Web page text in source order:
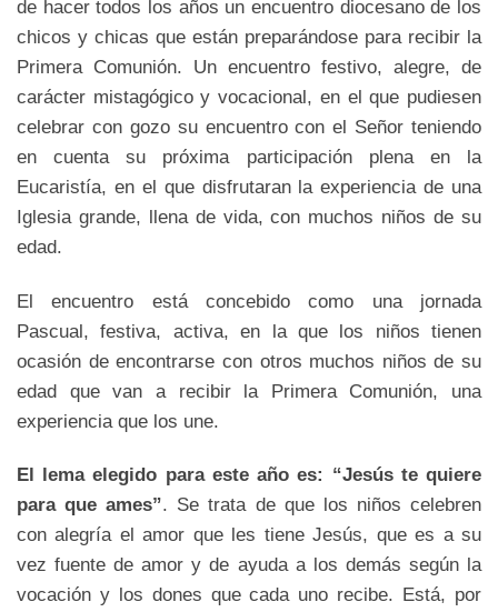
de hacer todos los años un encuentro diocesano de los
chicos y chicas que están preparándose para recibir la
Primera Comunión. Un encuentro festivo, alegre, de
carácter mistagógico y vocacional, en el que pudiesen
celebrar con gozo su encuentro con el Señor teniendo
en cuenta su próxima participación plena en la
Eucaristía, en el que disfrutaran la experiencia de una
Iglesia grande, llena de vida, con muchos niños de su
edad.
El encuentro está concebido como una jornada
Pascual, festiva, activa, en la que los niños tienen
ocasión de encontrarse con otros muchos niños de su
edad que van a recibir la Primera Comunión, una
experiencia que los une.
El lema elegido para este año es: “Jesús te quiere
para que ames”. Se trata de que los niños celebren
con alegría el amor que les tiene Jesús, que es a su
vez fuente de amor y de ayuda a los demás según la
vocación y los dones que cada uno recibe. Está, por